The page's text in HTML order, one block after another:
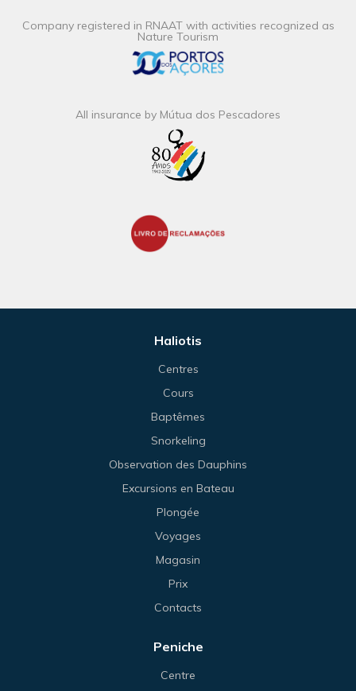
Company registered in RNAAT with activities recognized as
Nature Tourism
All insurance by Mútua dos Pescadores
Haliotis
Centres
Cours
Baptêmes
Snorkeling
Observation des Dauphins
Excursions en Bateau
Plongée
Voyages
Magasin
Prix
Contacts
Peniche
Centre